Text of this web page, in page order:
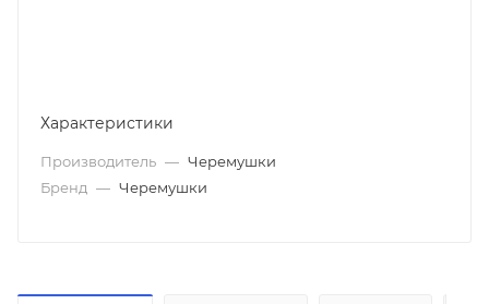
Характеристики
Производитель — Черемушки
Бренд — Черемушки